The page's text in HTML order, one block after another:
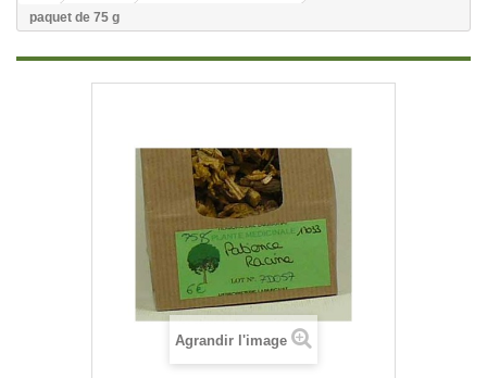
paquet de 75 g
Agrandir l'image